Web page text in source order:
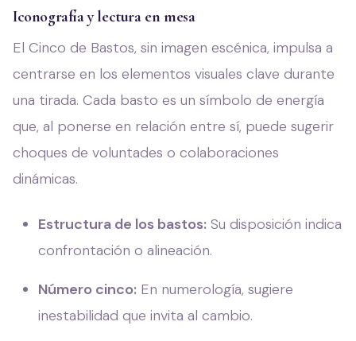
Iconografía y lectura en mesa
El Cinco de Bastos, sin imagen escénica, impulsa a
centrarse en los elementos visuales clave durante
una tirada. Cada basto es un símbolo de energía
que, al ponerse en relación entre sí, puede sugerir
choques de voluntades o colaboraciones
dinámicas.
Estructura de los bastos: Su disposición indica
confrontación o alineación.
Número cinco: En numerología, sugiere
inestabilidad que invita al cambio.